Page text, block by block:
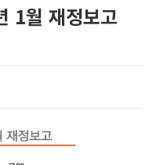
1월 재정보고